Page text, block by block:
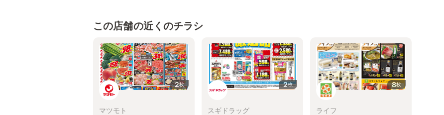
この店舗の近くのチラシ
2枚
マツモト
2枚
スギドラッグ
8枚
ライフ